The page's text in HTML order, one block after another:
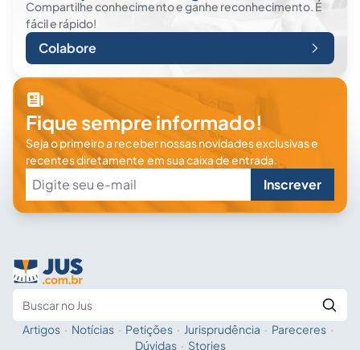
Compartilhe conhecimento e ganhe reconhecimento. É
fácil e rápido!
Colabore
Fique sempre informado!
Seja o primeiro a receber nossas novidades exclusivas e
recentes diretamente em sua caixa de entrada.
Inscrever
Fale com a IA
Artigos · Notícias · Petições · Jurisprudência · Pareceres ·
Dúvidas · Stories